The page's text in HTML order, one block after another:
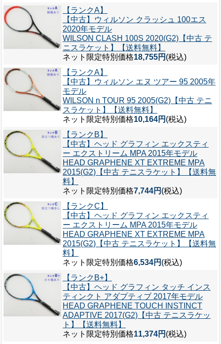
【ランクA】
【中古】ウィルソン クラッシュ 100エス
2020年モデル
WILSON CLASH 100S 2020(G2)【中古 テ
ニスラケット】【送料無料】
ネット限定特別価格18,755円 (税込)
【ランクA】
【中古】ウィルソン エヌ ツアー 95 2005年
モデル
WILSON n TOUR 95 2005(G2)【中古 テニ
スラケット】【送料無料】
ネット限定特別価格10,164円 (税込)
【ランクB】
【中古】ヘッド グラフィン エックスティ
ー エクストリーム MPA 2015年モデル
HEAD GRAPHENE XT EXTREME MPA
2015(G2)【中古 テニスラケット】【送料無
料】
ネット限定特別価格7,744円 (税込)
【ランクC】
【中古】ヘッド グラフィン エックスティ
ー エクストリーム MPA 2015年モデル
HEAD GRAPHENE XT EXTREME MPA
2015(G2)【中古 テニスラケット】【送料無
料】
ネット限定特別価格6,534円 (税込)
【ランクB+】
【中古】ヘッド グラフィン タッチ インス
ティンクト アダプティブ 2017年モデル
HEAD GRAPHENE TOUCH INSTINCT
ADAPTIVE 2017(G2)【中古 テニスラケッ
ト】【送料無料】
ネット限定特別価格11,374円 (税込)